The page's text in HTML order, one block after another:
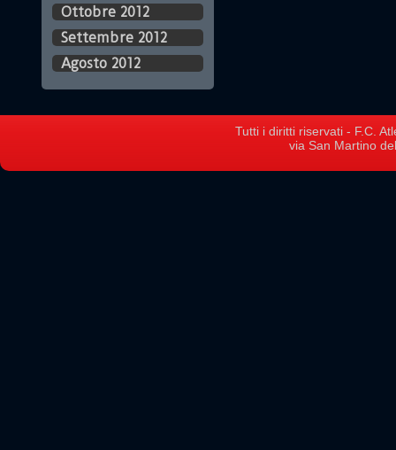
Ottobre 2012
Settembre 2012
Agosto 2012
Tutti i diritti riservati - F.C.
via San Martino